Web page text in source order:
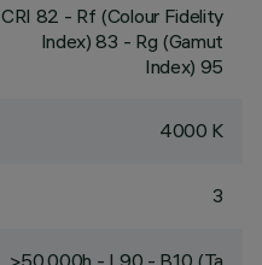
CRI 82 - Rf (Colour Fidelity
Index) 83 - Rg (Gamut
Index) 95
4000 K
3
>50,000h - L90 - B10 (Ta